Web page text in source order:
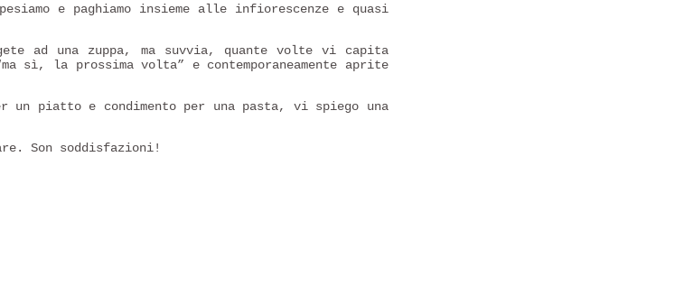
e paghiamo insieme alle infiorescenze e quasi
ad una zuppa, ma suvvia, quante volte vi capita
la prossima volta” e contemporaneamente aprite
un piatto e condimento per una pasta, vi spiego una
Son soddisfazioni!